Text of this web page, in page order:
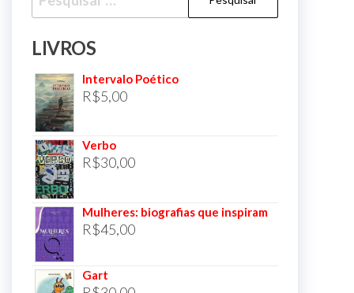
por:
LIVROS
Intervalo Poético
R$5,00
Verbo
R$30,00
Mulheres: biografias que inspiram
R$45,00
Gart